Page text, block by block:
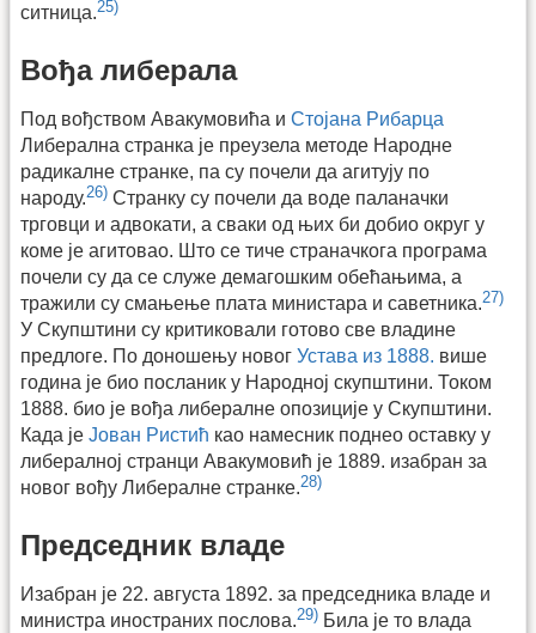
ситница.25)
Вођа либерала
Под вођством Авакумовића и Стојана Рибарца
Либерална странка је преузела методе Народне
радикалне странке, па су почели да агитују по
народу.26) Странку су почели да воде паланачки
трговци и адвокати, а сваки од њих би добио округ у
коме је агитовао. Што се тиче страначкога програма
почели су да се служе демагошким обећањима, а
тражили су смањење плата министара и саветника.27)
У Скупштини су критиковали готово све владине
предлоге. По доношењу новог Устава из 1888. више
година је био посланик у Народној скупштини. Током
1888. био је вођа либералне опозиције у Скупштини.
Када је Јован Ристић као намесник поднео оставку у
либералној странци Авакумовић је 1889. изабран за
новог вођу Либералне странке.28)
Председник владе
Изабран је 22. августа 1892. за председника владе и
министра иностраних послова.29) Била је то влада